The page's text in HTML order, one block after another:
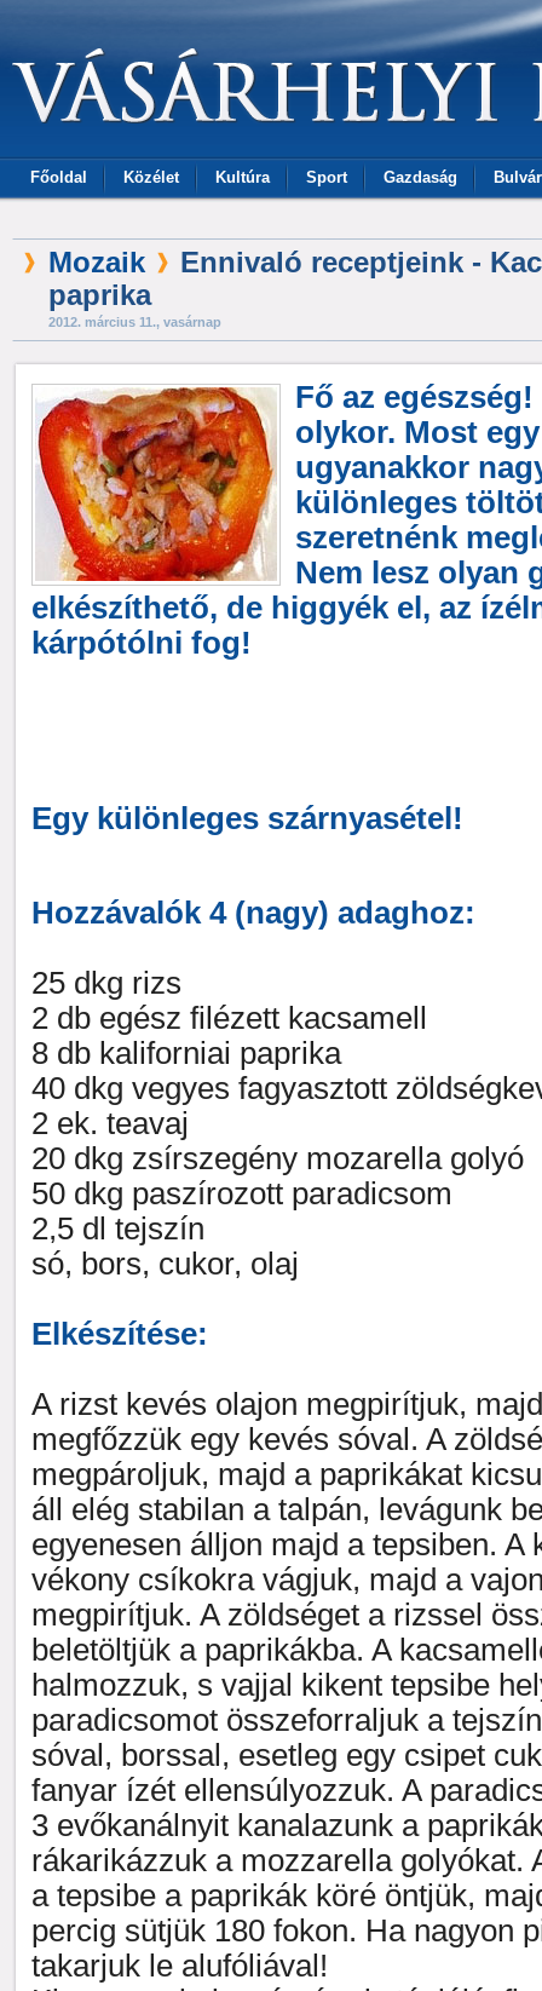
Főoldal Közélet Kultúra Sport Gazdaság Bulvár
Mozaik
Ennivaló receptjeink -
paprika
2012. március 11., vasárnap
Fő az
olykor. Most
ugyanakkor
különleges
szeretnénk
Nem lesz olyan
elkészíthető, de higgyék el, az
kárpótólni fog!
Egy különleges szárnyasétel!
Hozzávalók 4 (nagy) adaghoz:
25 dkg rizs
2 db egész filézett kacsamell
8 db kaliforniai paprika
40 dkg vegyes fagyasztott
2 ek. teavaj
20 dkg zsírszegény mozarella golyó
50 dkg paszírozott paradicsom
2,5 dl tejszín
só, bors, cukor, olaj
Elkészítése:
A rizst kevés olajon megpirítjuk,
megfőzzük egy kevés sóval. A
megpároljuk, majd a paprikákat
áll elég stabilan a talpán, levágunk
egyenesen álljon majd a tepsiben. A
vékony csíkokra vágjuk, majd a
megpirítjuk. A zöldséget a rizssel
beletöltjük a paprikákba. A
halmozzuk, s vajjal kikent tepsibe
paradicsomot összeforraljuk a
sóval, borssal, esetleg egy csipet
fanyar ízét ellensúlyozzuk. A
3 evőkanálnyit kanalazunk a
rákarikázzuk a mozzarella golyókat.
a tepsibe a paprikák köré öntjük,
percig sütjük 180 fokon. Ha nagyon
takarjuk le alufóliával!